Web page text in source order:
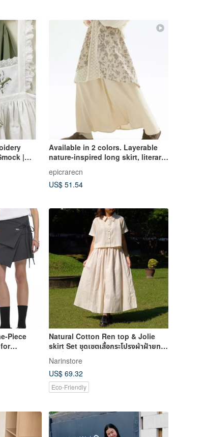
|
Available in 2 colors. Layerable
nature-inspired long skirt, literary
design skirt.
epicrarecn
US$ 51.54
Piece
Natural Cotton Ren top & Jolie
skirt Set ชุดเซตเสื้อกระโปรงผ้าฝ้ายทอ
ลายริ้ว
Narinstore
US$ 69.32
Eco-Friendly